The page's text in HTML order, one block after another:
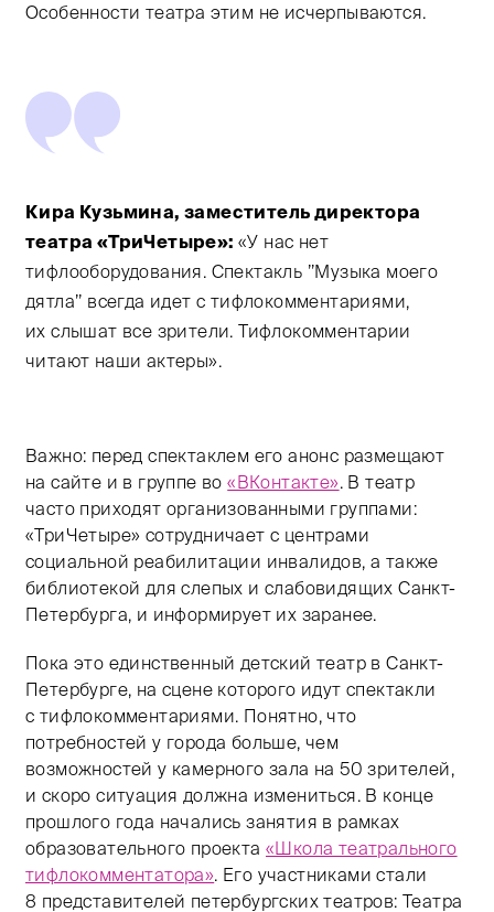
Особенности театра этим не исчерпываются.
Кира Кузьмина, заместитель директора
театра «ТриЧетыре»: «У нас нет
тифлооборудования. Спектакль ’’Музыка моего
дятла’’ всегда идет с тифлокомментариями,
их слышат все зрители. Тифлокомментарии
читают наши актеры».
Важно: перед спектаклем его анонс размещают
на сайте и в группе во«ВКонтакте». В театр
часто приходят организованными группами:
«ТриЧетыре» сотрудничает с центрами
социальной реабилитации инвалидов, а также
библиотекой для слепых и слабовидящих Санкт-
Петербурга, и информирует их заранее.
Пока это единственный детский театр в Санкт-
Петербурге, на сцене которого идут спектакли
с тифлокомментариями. Понятно, что
потребностей у города больше, чем
возможностей у камерного зала на 50 зрителей,
и скоро ситуация должна измениться. В конце
прошлого года начались занятия в рамках
образовательного проекта «Школа театрального
тифлокомментатора». Его участниками стали
8 представителей петербургских театров: Театра